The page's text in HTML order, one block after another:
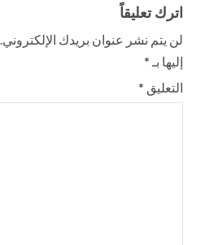
اترك تعليقاً
لن يتم نشر عنوان بريدك الإلكتروني.
إليها بـ *
التعليق *